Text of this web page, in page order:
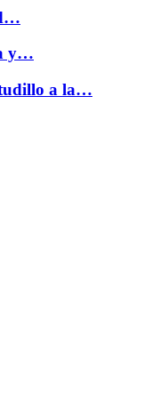
y…
a la…